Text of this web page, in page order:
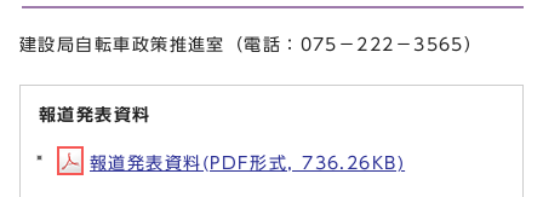
建設局自転車政策推進室（電話：075－222－3565）
報道発表資料
報道発表資料(PDF形式, 736.26KB)